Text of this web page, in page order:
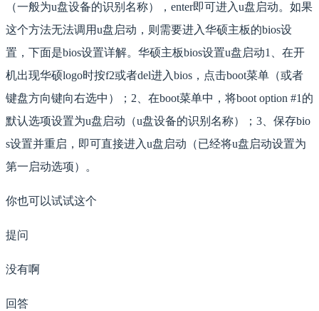
（一般为u盘设备的识别名称），enter即可进入u盘启动。如果
这个方法无法调用u盘启动，则需要进入华硕主板的bios设
置，下面是bios设置详解。华硕主板bios设置u盘启动1、在开
机出现华硕logo时按f2或者del进入bios，点击boot菜单（或者
键盘方向键向右选中）；2、在boot菜单中，将boot option #1的
默认选项设置为u盘启动（u盘设备的识别名称）；3、保存bio
s设置并重启，即可直接进入u盘启动（已经将u盘启动设置为
第一启动选项）。
你也可以试试这个
提问
没有啊
回答